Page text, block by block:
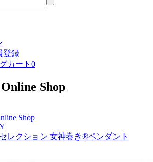
登録
0
Shop
Shop
セレクション 女神巻き®ペンダント